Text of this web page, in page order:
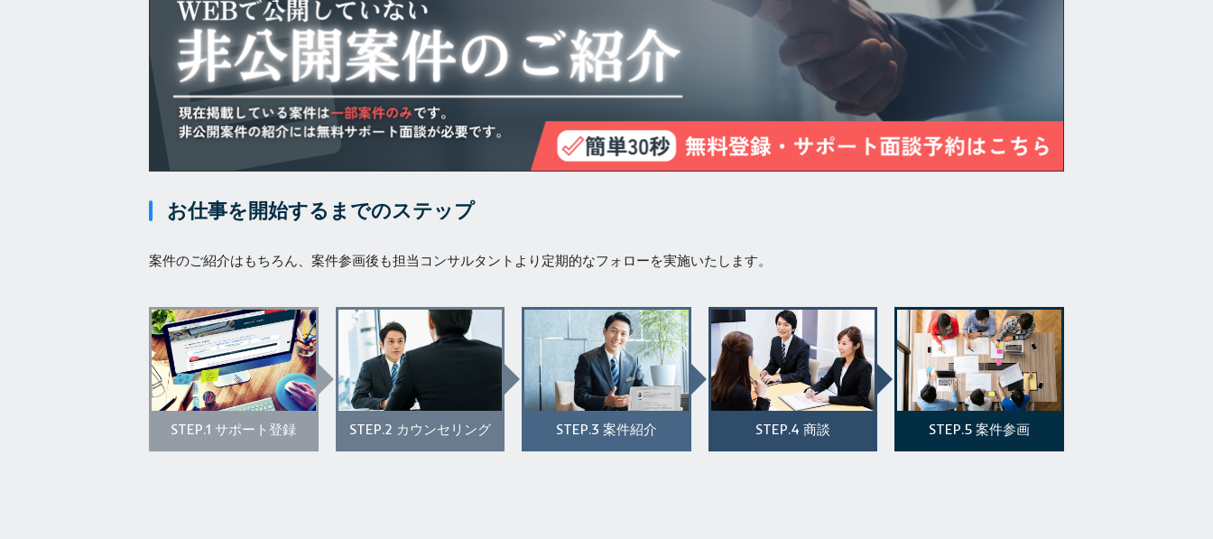
お仕事を開始するまでのステップ
案件のご紹介はもちろん、案件参画後も担当コンサルタントより定期的なフォローを実施いたします。
STEP.1 サポート登録 STEP.2 カウンセリング STEP.3 案件紹介 STEP.4 商談 STEP.5 案件参画